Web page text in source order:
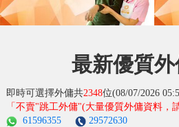
最新優質
即時可選擇外傭共2348位(08/07/2026
「不賣"跳工外傭"(大量優質外傭資料，
61596355
29572630